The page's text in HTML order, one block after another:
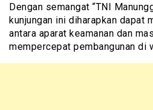
Dengan semangat “TNI
kunjungan ini diharapkan dapat
antara aparat keamanan dan
mempercepat pembangunan di